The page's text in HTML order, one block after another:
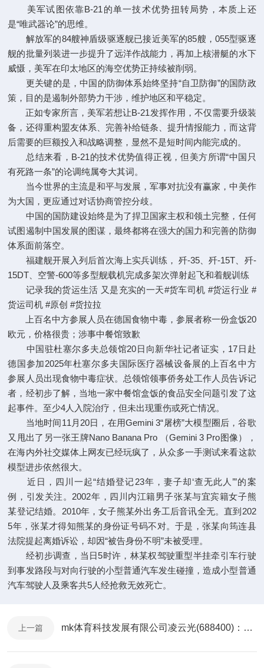
美军试图依靠B-21的单一技术优势扭转局势，本质上还
是“唯武器论”的思维。
解放军的84艘神盾级驱逐舰已接近美军的85艘，055型驱逐
舰的批量列装进一步提升了远洋作战能力，再加上核潜艇的水下
威慑，美军在印太地区的海空优势正持续被削弱。
更关键的是，中国的防御体系始终坚持“自卫防御”的国防政
策，目的是遏制外部势力干涉，维护地区和平稳定。
正如专家所言，美军若想让B-21发挥作用，不仅需要升级装
备，还得重构盟友体系、完善补给链条、提升情报能力，而这背
后需要的巨额投入和战略调整，显然不是短时间内能完成的。
总结来看，B-21的技术优势值得正视，但美方所谓“中国只
有死路一条”的论调纯属夸大其词。
当今世界的主流是和平与发展，军事对抗没有赢家，中美作
为大国，更应通过对话协商管控分歧。
中国的国防建设始终是为了捍卫国家主权和领土完整，任何
试图遏制中国发展的图谋，最终都将在强大的国力和完善的防御
体系面前落空。
福建舰开展入列后首次海上实兵训练， 歼-35、歼-15T、歼-
15DT、空警-600等多型舰载机完成多架次弹射起飞和着舰训练
记录我的货运生活 又是充实的一天#货车司机 #货运行业 #
货运司机 #原创 #货拉拉
上百名中方参展人员在德国食物中毒，参展者称一份盒饭20
欧元，价格很贵；涉事中餐馆致歉
中国驻杜塞尔多夫总领馆20日向新华社记者证实，17日赴
德国参加2025年杜塞尔多夫国际医疗器械设备展的上百名中方
参展人员出现食物中毒症状。总领馆领事侨务处工作人员告诉记
者，经初步了解，当地一家中餐馆盒饭的食品安全问题引发了这
起事件。至少4人入院治疗，但未出现重伤或死亡情况。
当地时间11月20日，在用Gemini 3“屠榜”大模型圈后，谷歌
又甩出了另一张王牌Nano Banana Pro （Gemini 3 Pro图像），
在海内外社交媒体上网友已经玩疯了，从众多一手测试来看这款
模型进步依然很大。
近日，四川一起“结婚登记23年，妻子却‘查无此人’”的案
例，引发关注。2002年，四川内江籍男子张某与宜宾籍女子熊
某登记结婚。2010年，女子熊某外出务工后音讯全无。直到202
5年，张某才得知熊某的身份证号码不对。于是，张某向筠连县
法院提起离婚诉讼，却因“被告身份不明”未被受理。
经初步调查，当日5时许，林某权驾驶重型半挂牵引车行驶
到事发路段与对向行驶的小型普通汽车发生碰撞，造成小型普通
汽车驾驶人及乘客共5人经抢救无效死亡。
上一篇 mk体育科技发展有限公司凌云光(688400)：本次募集资金